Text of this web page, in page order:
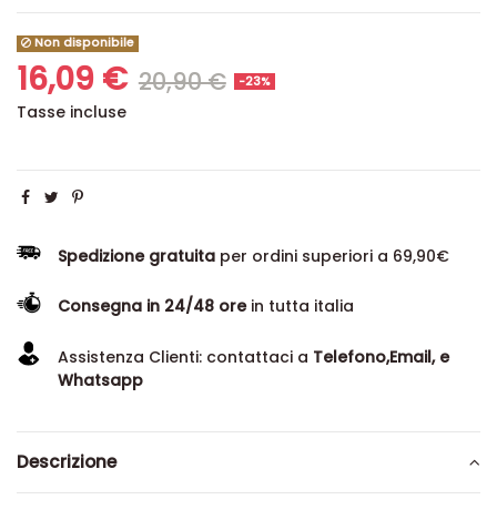
Non disponibile
16,09 € 20,90 € -23%
Tasse incluse
Spedizione gratuita per ordini superiori a 69,90€
Consegna in 24/48 orein tutta italia
Assistenza Clienti: contattaci a Telefono,Email, e
Whatsapp
Descrizione